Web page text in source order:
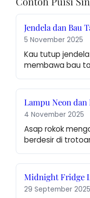
Jendela dan Bau
5 November 2025
Kau tutup
membawa bau
Lampu Neon dan
4 November 2025
Asap rokok
berdesir di
Midnight Fridge
29 September 2025